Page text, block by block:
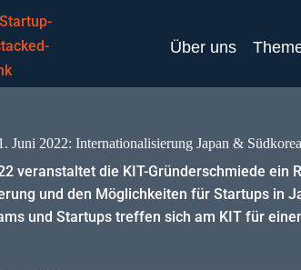
Über uns
Juni 2022: Internationalisierung Japan & Südkorea
veranstaltet die KIT-Gründerschmiede ein
und den Möglichkeiten für Startups in
und Startups treffen sich am KIT für